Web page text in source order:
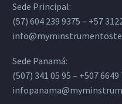
Sede Principal:
(57) 604 239 9375 – +57
Sede Panamá:
(507) 341 05 95 – +507 6649